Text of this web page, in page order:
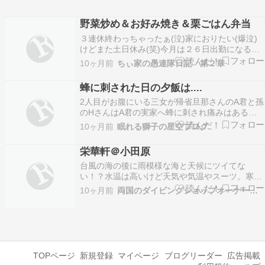
野菜炒め＆お好み焼き＆栗ごはん弁当
３連休終わっちゃったぁ(泣)家におりたい(爆泣)
けどまた土日休み(笑)今月は２６日出勤になるけ
ぇ多いのだよ 有給以外で２日休まんにゃいけんの
だよおかしなもんじゃ最低賃金上がっても嬉しく
ない 休んで調整せんにゃいけん時給上がってもそ
の分休むんじゃけぇ収入増えん 全く嬉しくない
(^…
10ヶ月前 ちぃ家の愚連隊日記 第２章
蜂に刺された日の夕飯は....
2人目がお腹にいる三女が帰省旦那さんのA君と孫
のHさんはA君の実家へ蜂に刺され痛みはあるけ
ど三女のリクエストで夕飯はテンホウへたぶん混
むだろうと5時30には入店その後は外までお客さ
んが並ぶ行列にテーブル席に座ってまずは生チュ
ウ????1杯つまみに野菜炒めと枝豆????三女の指
が…
10ヶ月前 眠れる獅子の星空ブログ
栄華軒＠小田原
台風の海の後に雨模様な海と天候にツイてな
い！？水温は高いけど天気や気温やスーツ。寒さ
とメンバーさんの好き嫌い、通し営業などから提
案してみたら二つ返事で♪多くのテーブル席の店
10ヶ月前 両国のダイビングショップオーナーの日記
TOPページ 新規登録 マイページ ブログリーダー
広告掲載